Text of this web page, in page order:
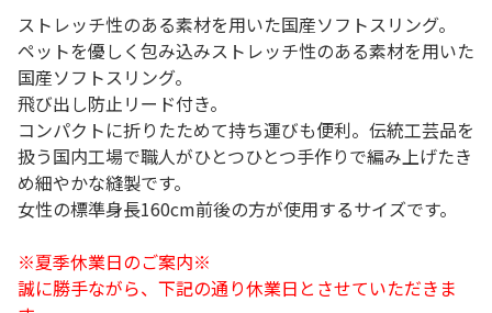
ストレッチ性のある素材を用いた国産ソフトスリング。
ペットを優しく包み込みストレッチ性のある素材を用いた
国産ソフトスリング。
飛び出し防止リード付き。
コンパクトに折りたためて持ち運びも便利。伝統工芸品を
扱う国内工場で職人がひとつひとつ手作りで編み上げたき
め細やかな縫製です。
女性の標準身長160cm前後の方が使用するサイズです。
※夏季休業日のご案内※
誠に勝手ながら、下記の通り休業日とさせていただきま